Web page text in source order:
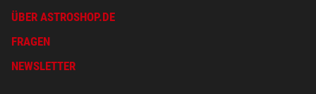
ÜBER ASTROSHOP.DE
FRAGEN
NEWSLETTER